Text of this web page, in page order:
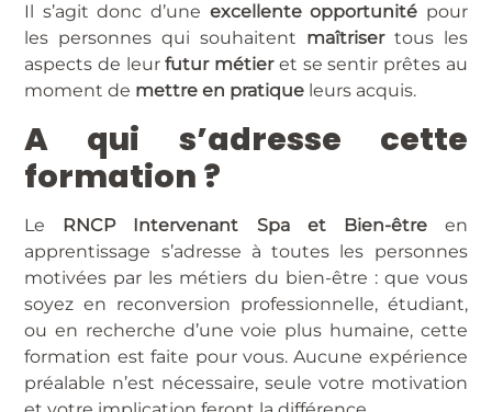
Il s’agit donc d’une excellente opportunité pour
les personnes qui souhaitent maîtrisertous les
aspects de leurfutur métieret se sentir prêtes au
moment de mettre en pratique leurs acquis.
A qui s’adresse cette
formation ?
Le RNCP Intervenant Spa et Bien-êtreen
apprentissage s’adresse à toutes les personnes
motivées par les métiers du bien-être : que vous
soyez en reconversion professionnelle, étudiant,
ou en recherche d’une voie plus humaine, cette
formation est faite pour vous. Aucune expérience
préalable n’est nécessaire, seule votre motivation